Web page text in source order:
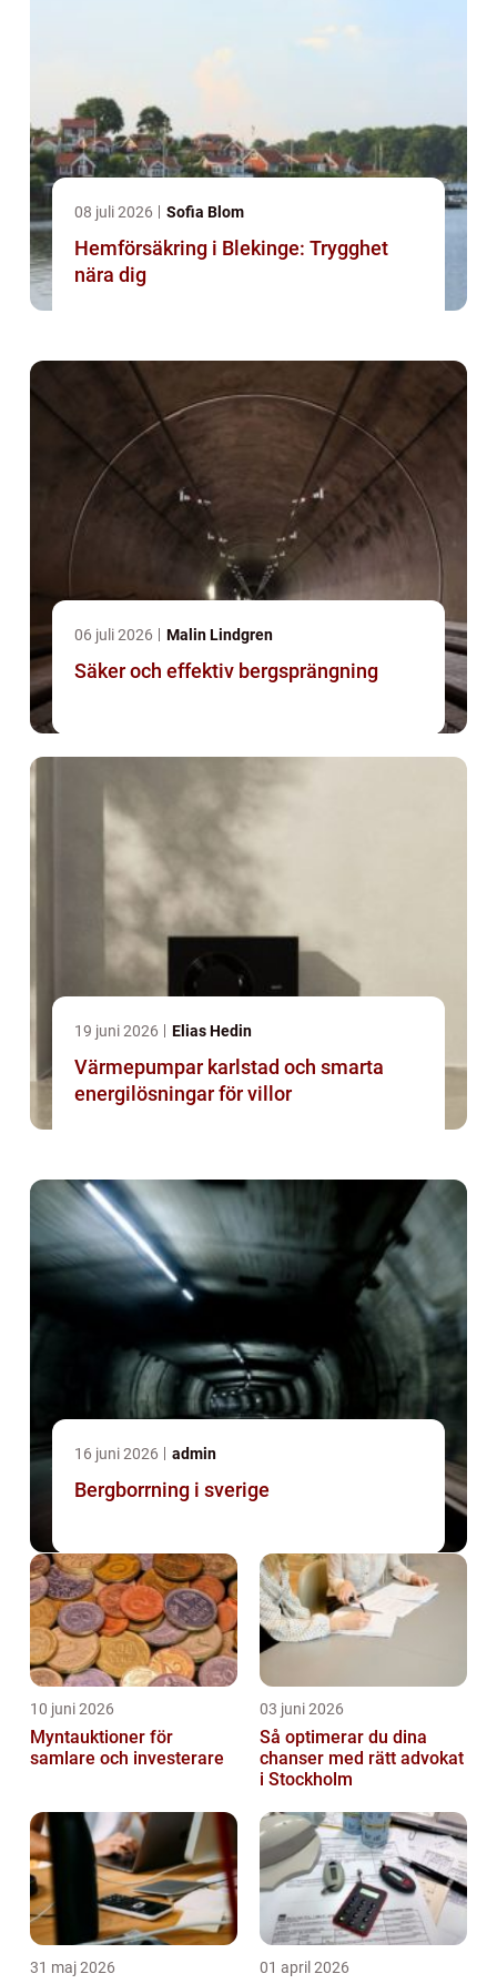
08 juli 2026 Sofia Blom
Hemförsäkring i Blekinge: Trygghet
nära dig
06 juli 2026 Malin Lindgren
Säker och effektiv bergsprängning
19 juni 2026 Elias Hedin
Värmepumpar karlstad och smarta
energilösningar för villor
16 juni 2026 admin
Bergborrning i sverige
10 juni 2026
Myntauktioner för
samlare och investerare
03 juni 2026
Så optimerar du dina
chanser med rätt advokat
i Stockholm
31 maj 2026 01 april 2026